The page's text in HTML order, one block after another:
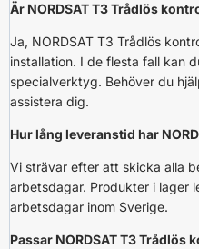
Är NORDSAT T3 Trådlös
Ja, NORDSAT T3 Trådlös
installation. I de flesta fall kan
specialverktyg. Behöver du
assistera dig.
Hur lång leveranstid har
Vi strävar efter att skicka alla
arbetsdagar. Produkter i lager
arbetsdagar inom Sverige.
Passar NORDSAT T3